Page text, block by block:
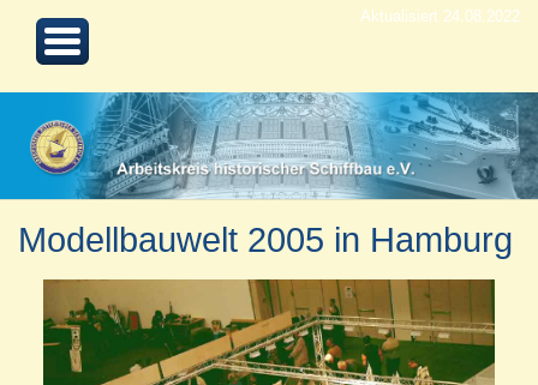
Aktualisiert 24.08.2022
Modellbauwelt 2005 in Hamburg